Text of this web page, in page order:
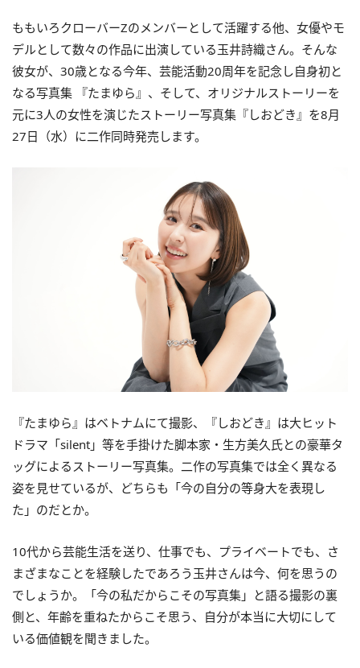
ももいろクローバーZのメンバーとして活躍する他、女優やモ
デルとして数々の作品に出演している玉井詩織さん。そんな
彼女が、30歳となる今年、芸能活動20周年を記念し自身初と
なる写真集 『たまゆら』、そして、オリジナルストーリーを
元に3人の女性を演じたストーリー写真集『しおどき』を8月
27日（水）に二作同時発売します。
『たまゆら』はベトナムにて撮影、『しおどき』は大ヒット
ドラマ「silent」等を手掛けた脚本家・生方美久氏との豪華タ
ッグによるストーリー写真集。二作の写真集では全く異なる
姿を見せているが、どちらも「今の自分の等身大を表現し
た」のだとか。
10代から芸能生活を送り、仕事でも、プライベートでも、さ
まざまなことを経験したであろう玉井さんは今、何を思うの
でしょうか。「今の私だからこその写真集」と語る撮影の裏
側と、年齢を重ねたからこそ思う、自分が本当に大切にして
いる価値観を聞きました。